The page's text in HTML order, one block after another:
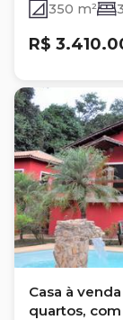
350 m²
R$
Casa à
quartos,